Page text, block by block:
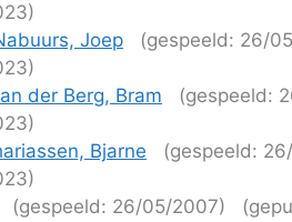
Joep
(gespeeld: 26/
der Berg, Bram
(gespeeld:
Bjarne
(gespeeld:
(gespeeld: 26/05/2007)